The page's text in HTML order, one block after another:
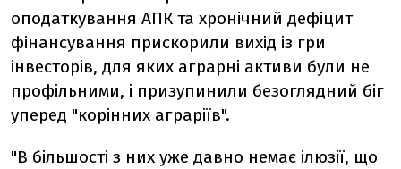
оподаткування АПК та хронічний дефіцит
фінансування прискорили вихід із гри
інвесторів, для яких аграрні активи були не
профільними, і призупинили безоглядний біг
уперед "корінних аграріїв".
"В більшості з них уже давно немає ілюзії, що